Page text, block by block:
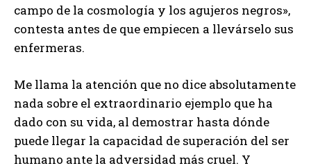
campo de la cosmología y los agujeros negros»,
contesta antes de que empiecen a llevárselo sus
enfermeras.
Me llama la atención que no dice absolutamente
nada sobre el extraordinario ejemplo que ha
dado con su vida, al demostrar hasta dónde
puede llegar la capacidad de superación del ser
humano ante la adversidad más cruel. Y